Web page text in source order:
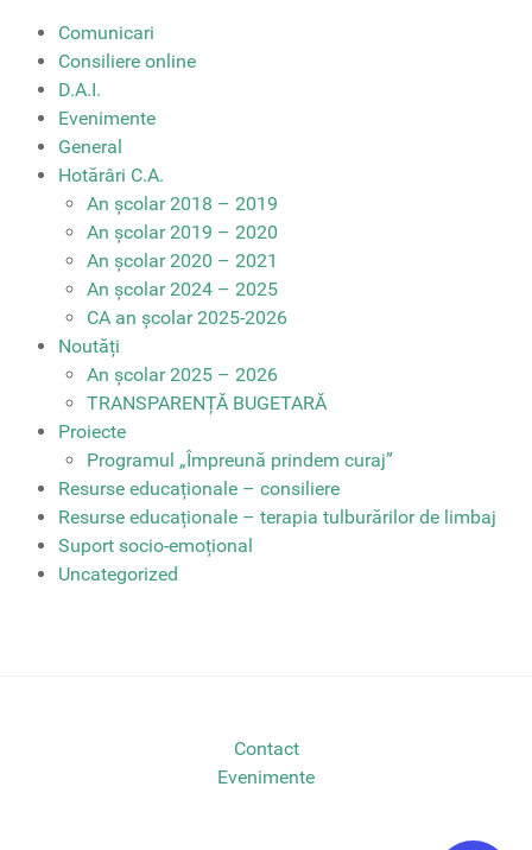
Comunicari
Consiliere online
D.A.I.
Evenimente
General
Hotărâri C.A.
An școlar 2018 – 2019
An școlar 2019 – 2020
An școlar 2020 – 2021
An școlar 2024 – 2025
CA an școlar 2025-2026
Noutăți
An școlar 2025 – 2026
TRANSPARENȚĂ BUGETARĂ
Proiecte
Programul „Împreună prindem curaj”
Resurse educaționale – consiliere
Resurse educaționale – terapia tulburărilor de limbaj
Suport socio-emoțional
Uncategorized
Contact
Evenimente